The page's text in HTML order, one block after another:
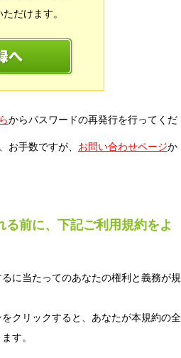
だけます。
からパスワードの再発行を行ってくだ
お手数ですが、 お問い合わせページか
る前に、下記ご利用規約をよ
に当たってのあなたの権利と義務が規
をクリックすると、あなたが本規約の全
す。